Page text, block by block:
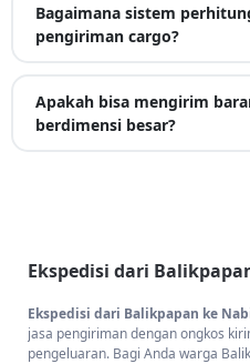
Bagaimana sistem
pengiriman cargo?
Apakah bisa mengirim
berdimensi besar?
Ekspedisi dari
Ekspedisi dari Balikpapan ke
jasa pengiriman dengan ongkos
pengeluaran. Bagi Anda warga